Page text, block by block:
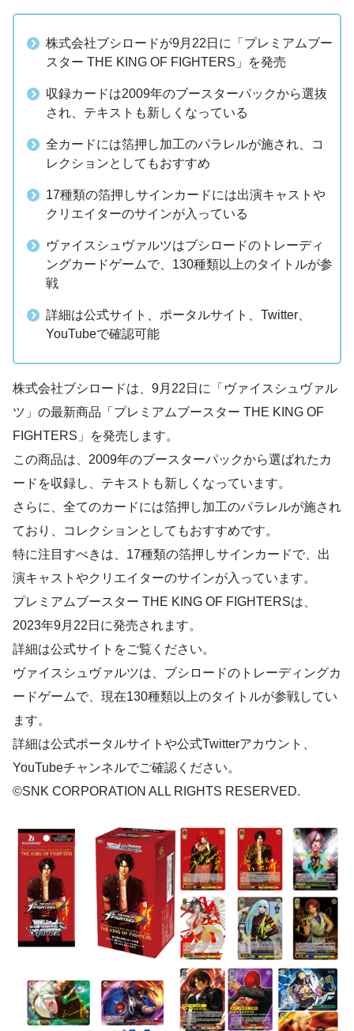
株式会社ブシロードが9月22日に「プレミアムブー
スター THE KING OF FIGHTERS」を発売
収録カードは2009年のブースターパックから選抜
され、テキストも新しくなっている
全カードには箔押し加工のパラレルが施され、コ
レクションとしてもおすすめ
17種類の箔押しサインカードには出演キャストや
クリエイターのサインが入っている
ヴァイスシュヴァルツはブシロードのトレーディ
ングカードゲームで、130種類以上のタイトルが参
戦
詳細は公式サイト、ポータルサイト、Twitter、
YouTubeで確認可能
株式会社ブシロードは、9月22日に「ヴァイスシュヴァル
ツ」の最新商品「プレミアムブースター THE KING OF
FIGHTERS」を発売します。
この商品は、2009年のブースターパックから選ばれたカ
ードを収録し、テキストも新しくなっています。
さらに、全てのカードには箔押し加工のパラレルが施され
ており、コレクションとしてもおすすめです。
特に注目すべきは、17種類の箔押しサインカードで、出
演キャストやクリエイターのサインが入っています。
プレミアムブースター THE KING OF FIGHTERSは、
2023年9月22日に発売されます。
詳細は公式サイトをご覧ください。
ヴァイスシュヴァルツは、ブシロードのトレーディングカ
ードゲームで、現在130種類以上のタイトルが参戦してい
ます。
詳細は公式ポータルサイトや公式Twitterアカウント、
YouTubeチャンネルでご確認ください。
©SNK CORPORATION ALL RIGHTS RESERVED.